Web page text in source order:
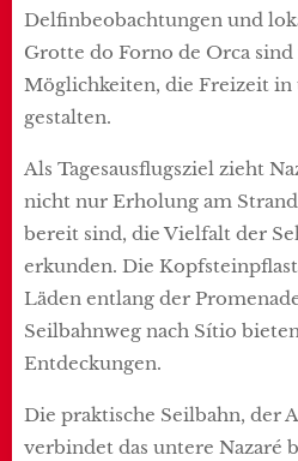
Delfinbeobachtungen und
Grotte do Forno de Orca
Möglichkeiten, die Freizeit in
gestalten.
Als Tagesausflugsziel zieht
nicht nur Erholung am
bereit sind, die Vielfalt der
erkunden. Die
Läden entlang der
Seilbahnweg nach Sítio
Entdeckungen.
Die praktische Seilbahn, der
verbindet das untere Nazaré